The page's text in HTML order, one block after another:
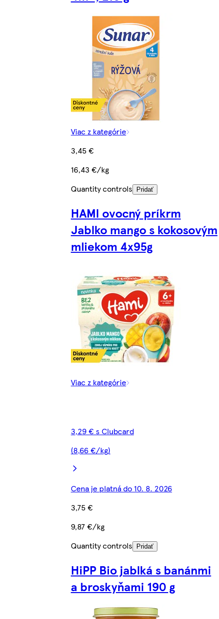
Viac z kategórie
3,45 €
16,43 €/kg
Quantity controls
Pridať
HAMI ovocný príkrm
Jablko mango s kokosovým
mliekom 4x95g
Viac z kategórie
3,29 € s Clubcard
(8,66 €/kg)
Cena je platná do 10. 8. 2026
3,75 €
9,87 €/kg
Quantity controls
Pridať
HiPP Bio jablká s banánmi
a broskyňami 190 g